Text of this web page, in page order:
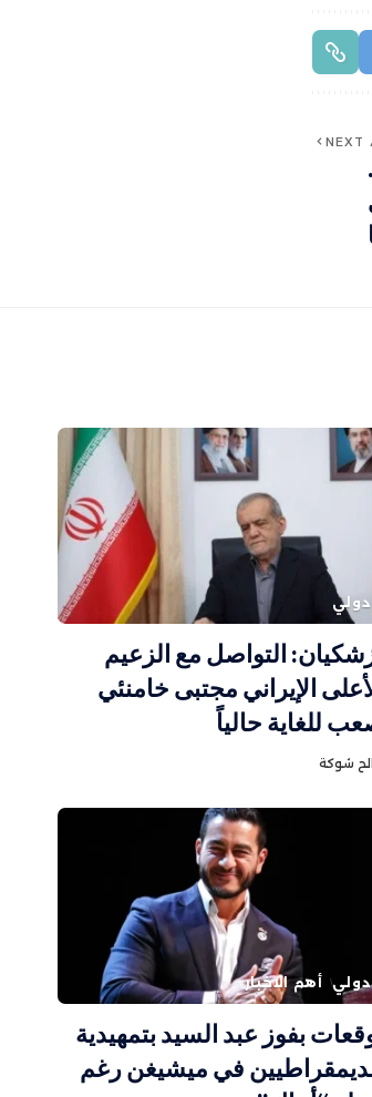
NEXT
دولي
التواصل مع الزعيم
الإيراني مجتبى خامنئي
للغاية حالياً
شوكة
دولي أهم الاخبار
بفوز عبد السيد بتمهيدية
في ميشيغن رغم